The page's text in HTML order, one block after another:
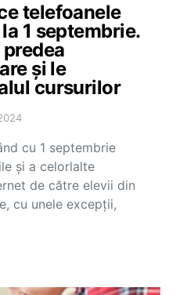
telefoanele
1 septembrie.
și le
cursurilor
cu 1 septembrie
şi a celorlalte
de către elevii din
cu unele excepţii,